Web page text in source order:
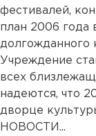
фестивалей,
план 2006 года
долгожданного
Учреждение
всех
надеются, что
дворце
НОВОСТИ...